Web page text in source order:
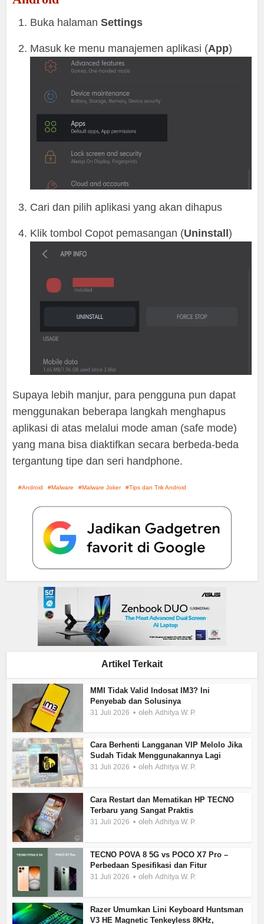
Buka halamanSettings
Masuk ke menu manajemen aplikasi (App)
Cari dan pilih aplikasi yang akan dihapus
Klik tombol Copot pemasangan (Uninstall)
Supaya lebih manjur, para pengguna pun dapat
menggunakan beberapa langkah menghapus
aplikasi di atas melalui mode aman (safe mode)
yang mana bisa diaktifkan secara berbeda-beda
tergantung tipe dan seri handphone.
Android Malware Malware Joker Tips dan Trik Android
Artikel Terkait
MMI Tidak Valid Indosat IM3? Ini
Penyebab dan Solusinya
31 Juli 2026 olehAdhitya W. P.
Cara Berhenti Langganan VIP Melolo Jika
Sudah Tidak Menggunakannya Lagi
31 Juli 2026 olehAdhitya W. P.
Cara Restart dan Mematikan HP TECNO
Terbaru yang Sangat Praktis
31 Juli 2026 olehAdhitya W. P.
TECNO POVA 8 5G vs POCO X7 Pro –
Perbedaan Spesifikasi dan Fitur
31 Juli 2026 olehAdhitya W. P.
Razer Umumkan Lini Keyboard Huntsman
V3 HE Magnetic Tenkeyless 8KHz,